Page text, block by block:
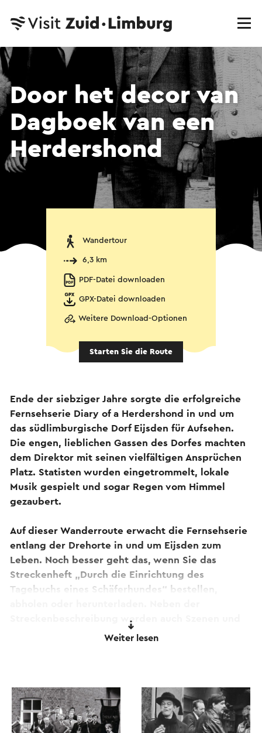
Door het decor van
Dagboek van een
Herdershond
Wandertour
6,3 km
PDF-Datei downloaden
GPX-Datei downloaden
Weitere Download-Optionen
Starten Sie die Route
Ende der siebziger Jahre sorgte die erfolgreiche
Fernsehserie Diary of a Herdershond in und um
das südlimburgische Dorf Eijsden für Aufsehen.
Die engen, lieblichen Gassen des Dorfes machten
dem Direktor mit seinen vielfältigen Ansprüchen
Platz. Statisten wurden eingetrommelt, lokale
Musik gespielt und sogar Regen vom Himmel
gezaubert.
Auf dieser Wanderroute erwacht die Fernsehserie
entlang der Drehorte in und um Eijsden zum
Leben. Noch besser geht das, wenn Sie das
Streckenheft „Durch die Einrichtung des
Tagebuchs eines Schäferhundes“ bestellen,
Streckenbeschreibung werden auch Szenen und
Anekdoten beschrieben, die die Zeit wieder
Dieser Text wurde mit Hilfe eines Online-
Übersetzungsdienstes automatisch übersetzt.
Weiter lesen